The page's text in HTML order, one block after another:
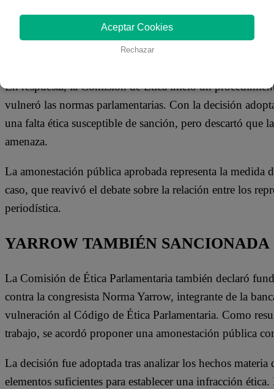
El caso se originó cuando una periodista consultó a
contrataciones efectuadas en su despacho congresal.
manera airada y emitió frases que fueron interpretadas
En respuesta, la Comisión de Ética inició un
vulneró las normas parlamentarias. Con la decisión
una falta ética susceptible de sanción, pero descartó que
amenaza.
La amonestación pública aprobada representa la medida
caso, que reavivó el debate sobre la relación entre los
periodística.
YARROW TAMBIÉN SANCIONADA
La Comisión de Ética Parlamentaria también declaró
contra la congresista Norma Yarrow, integrante de la
vulneración al Código de Ética Parlamentaria. Como
trabajo, se acordó proponer una amonestación pública
La decisión fue adoptada tras analizar los hechos
elementos suficientes para establecer una infracción
Aceptar Cookies
Rechazar